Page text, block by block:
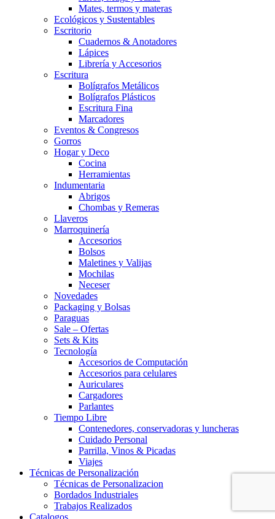
Mates, termos y materas
Ecológicos y Sustentables
Escritorio
Cuadernos & Anotadores
Lápices
Librería y Accesorios
Escritura
Bolígrafos Metálicos
Bolígrafos Plásticos
Escritura Fina
Marcadores
Eventos & Congresos
Gorros
Hogar y Deco
Cocina
Herramientas
Indumentaria
Abrigos
Chombas y Remeras
Llaveros
Marroquinería
Accesorios
Bolsos
Maletines y Valijas
Mochilas
Neceser
Novedades
Packaging y Bolsas
Paraguas
Sale – Ofertas
Sets & Kits
Tecnología
Accesorios de Computación
Accesorios para celulares
Auriculares
Cargadores
Parlantes
Tiempo Libre
Contenedores, conservadoras y luncheras
Cuidado Personal
Parrilla, Vinos & Picadas
Viajes
Técnicas de Personalización
Técnicas de Personalizacion
Bordados Industriales
Trabajos Realizados
Catalogos